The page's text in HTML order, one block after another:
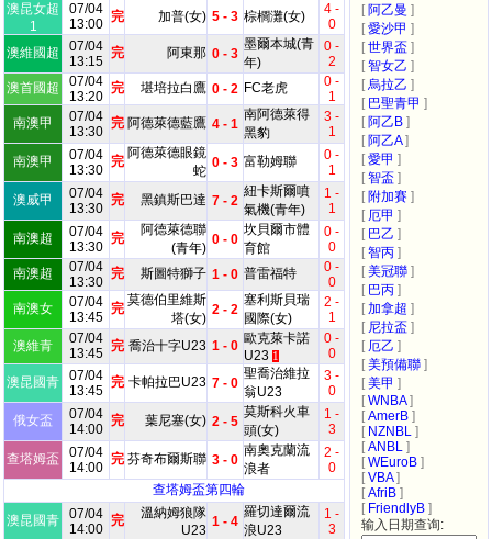
澳昆女超
1
07/04
13:00 完 加普(女) 5 - 3 棕櫚灘(女)
4 -
0
澳維國超
07/04
13:15
完 阿東那 0 - 3
墨爾本城(青
年)
0 -
2
澳首國超
07/04
13:20
完 堪培拉白鷹 0 - 2 FC老虎
0 -
1
南澳甲
07/04
13:30
完 阿德萊德藍鷹 4 - 1
南阿德萊得
黑豹
3 -
1
南澳甲
07/04
13:30
完
阿德萊德眼鏡
蛇
0 - 3 富勒姆聯
0 -
1
澳威甲
07/04
13:30
完 黑鎮斯巴達 7 - 2
紐卡斯爾噴
氣機(青年)
1 -
1
南澳超
07/04
13:30
完
阿德萊德聯
(青年)
0 - 0
坎貝爾市體
育館
0 -
0
南澳超
07/04
13:30
完 斯圖特獅子 1 - 0 普雷福特
0 -
0
南澳女
07/04
13:45
完
莫德伯里維斯
塔(女)
2 - 2
塞利斯貝瑞
國際(女)
2 -
1
澳維青
07/04
13:45 完 喬治十字U23 1 - 0 歐克萊卡諾
U23 1
0 -
0
澳昆國青
07/04
13:45
完 卡帕拉巴U23 7 - 0
聖喬治維拉
翁U23
3 -
0
俄女盃
07/04
14:00
完 葉尼塞(女) 2 - 5
莫斯科火車
頭(女)
1 -
3
查塔姆盃
07/04
14:00
完 芬奇布爾斯聯 3 - 0
南奧克蘭流
浪者
2 -
0
查塔姆盃第四輪
澳昆國青
07/04
14:00
完
溫納姆狼隊
U23
1 - 4
羅切達爾流
浪U23
1 -
3
[阿乙曼 ]
[愛沙甲 ]
[世界盃 ]
[智女乙 ]
[烏拉乙 ]
[巴聖青甲 ]
[阿乙B ]
[阿乙A]
[愛甲 ]
[智盃 ]
[附加賽 ]
[厄甲 ]
[巴乙 ]
[智丙 ]
[美冠聯 ]
[巴丙 ]
[加拿超 ]
[尼拉盃 ]
[厄乙 ]
[美預備聯 ]
[美甲 ]
[WNBA]
[AmerB ]
[NZNBL ]
[ANBL ]
[WEuroB ]
[VBA]
[AfriB ]
[FriendlyB ]
输入日期查询: